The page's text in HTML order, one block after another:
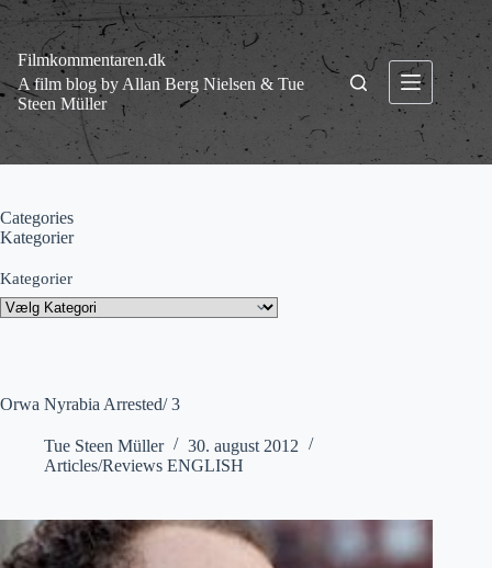
Fortsæt
indhold
Filmkommentaren.dk
A film blog by Allan Berg Nielsen & Tue
Steen Müller
Orwa Nyrabia Arrested/ 3
Tue Steen Müller
30. august 2012
Articles/Reviews ENGLISH
Categories
Kategorier
Kategorier